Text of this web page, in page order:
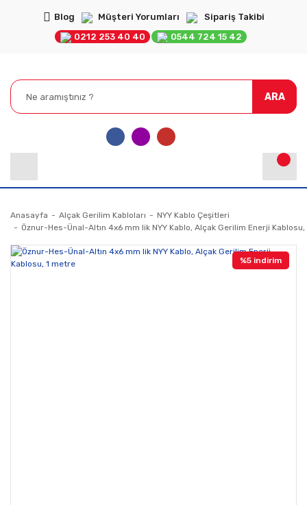
Blog Müşteri Yorumları
Sipariş Takibi
0212 253 40 40
0544 724 15 42
ARA
Anasayfa Alçak Gerilim Kabloları
NYY Kablo Çeşitleri
Öznur-Hes-Ünal-Altın 4x6 mm lik NYY Kablo, Alçak Gerilim Enerji
%5 indirim